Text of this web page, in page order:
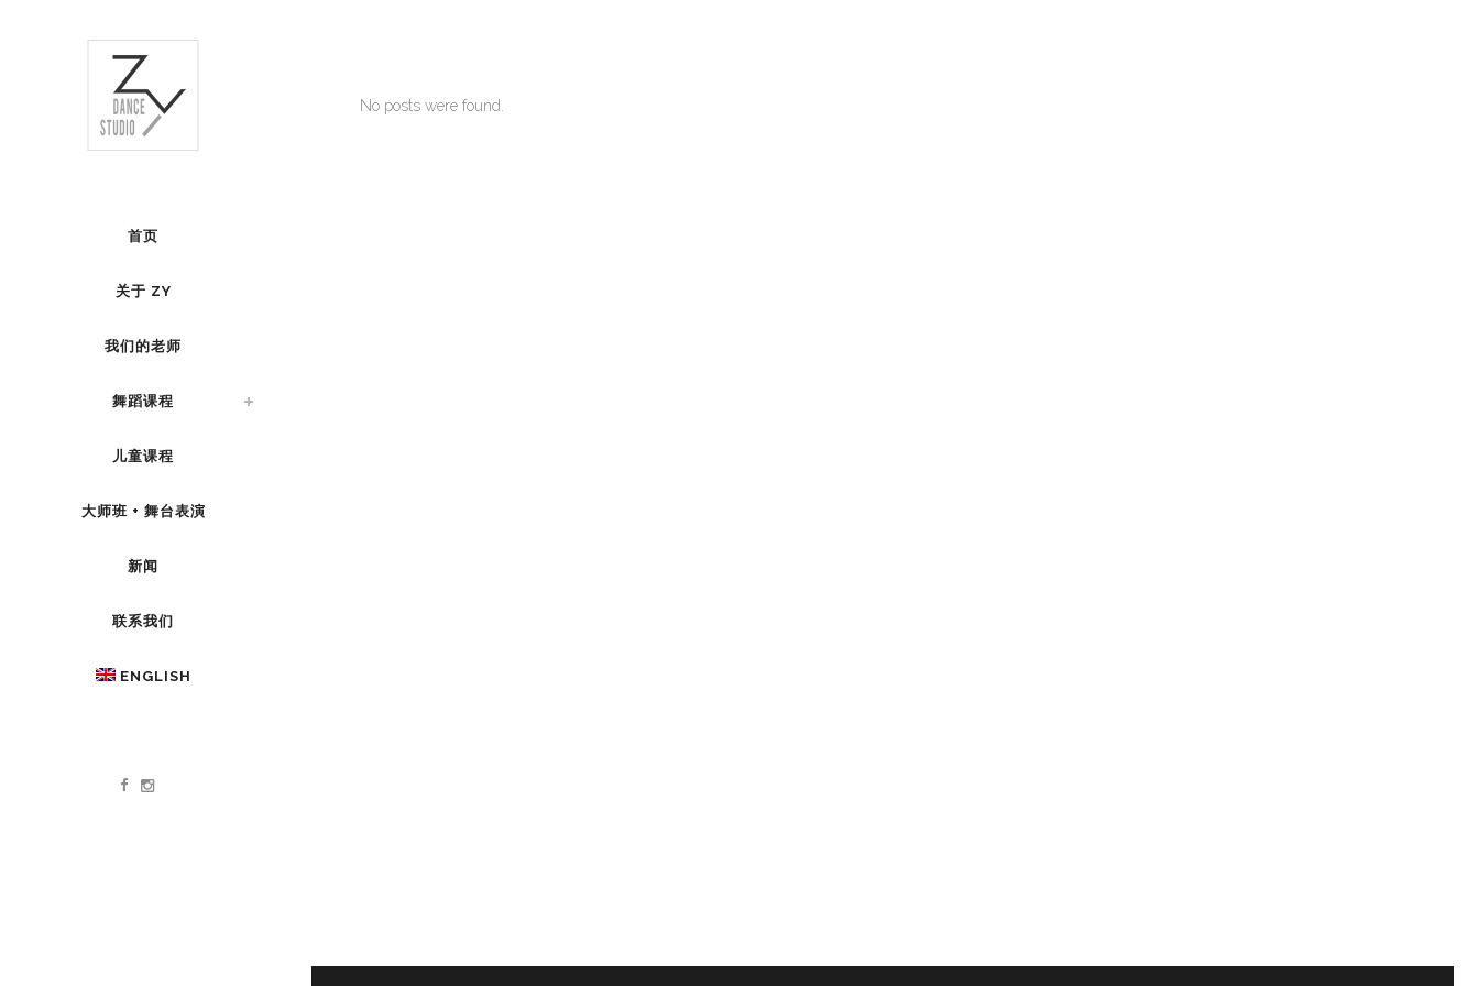
首页
关于 ZY
我们的老师
舞蹈课程
儿童课程
大师班 + 舞台表演
新闻
联系我们
ENGLISH
No posts were found.